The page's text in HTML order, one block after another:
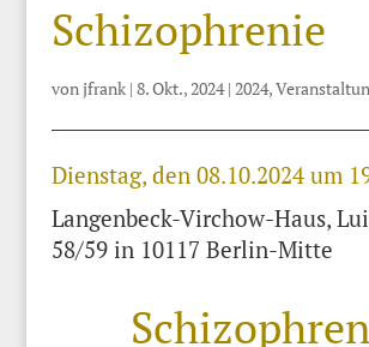
Schizophrenie
vonjfrank| 8. Okt., 2024| 2024,
Dienstag, den 08.10.2024 um
Langenbeck-Virchow-Haus,
58/59 in 10117 Berlin-Mitte